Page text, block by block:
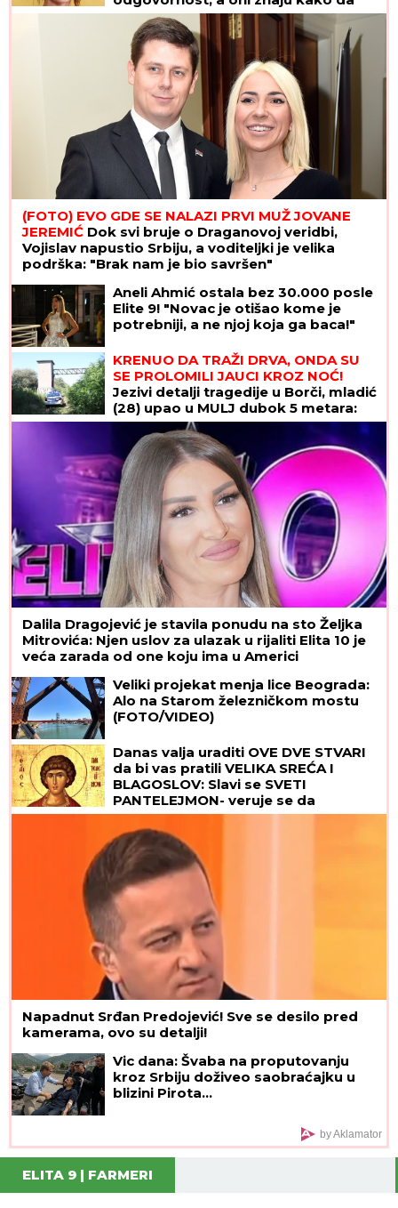
iskoriste SJAJNE PREDISPOZICIJE
(FOTO) EVO GDE SE NALAZI PRVI MUŽ JOVANE
JEREMIĆ Dok svi bruje o Draganovoj veridbi,
Vojislav napustio Srbiju, a voditeljki je velika
podrška: "Brak nam je bio savršen"
Aneli Ahmić ostala bez 30.000 posle
Elite 9! "Novac je otišao kome je
potrebniji, a ne njoj koja ga baca!"
KRENUO DA TRAŽI DRVA, ONDA SU
SE PROLOMILI JAUCI KROZ NOĆ!
Jezivi detalji tragedije u Borči, mladić
(28) upao u MULJ dubok 5 metara:
"Jadno dete, da tako strada..."
(FOTO, VIDEO)
Dalila Dragojević je stavila ponudu na sto Željka
Mitrovića: Njen uslov za ulazak u rijaliti Elita 10 je
veća zarada od one koju ima u Americi
Veliki projekat menja lice Beograda:
Alo na Starom železničkom mostu
(FOTO/VIDEO)
Danas valja uraditi OVE DVE STVARI
da bi vas pratili VELIKA SREĆA I
BLAGOSLOV: Slavi se SVETI
PANTELEJMON- veruje se da
NJEGOVE MOŠTI imaju isceljiteljske
moći
Napadnut Srđan Predojević! Sve se desilo pred
kamerama, ovo su detalji!
Vic dana: Švaba na proputovanju
kroz Srbiju doživeo saobraćajku u
blizini Pirota...
by Aklamator
ELITA 9 | FARMERI